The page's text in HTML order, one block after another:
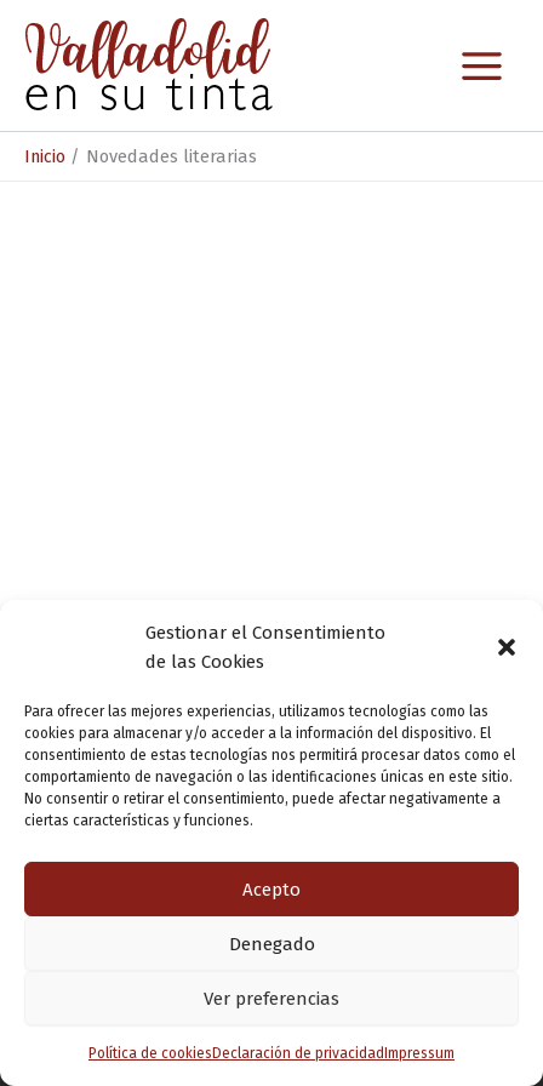
Gestionar el Consentimiento
de las Cookies
Para ofrecer las mejores experiencias, utilizamos tecnologías como las
cookies para almacenar y/o acceder a la información del dispositivo. El
consentimiento de estas tecnologías nos permitirá procesar datos como el
comportamiento de navegación o las identificaciones únicas en este sitio.
No consentir o retirar el consentimiento, puede afectar negativamente a
ciertas características y funciones.
Acepto
Denegado
Ver preferencias
Política de cookies Declaración de privacidad Impressum
contenido
Inicio Novedades literarias
Copyright © 2026 Valladolid en su titna